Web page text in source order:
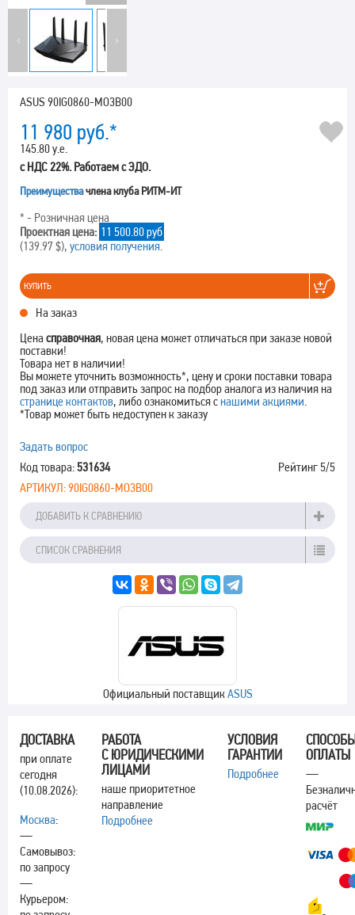
ASUS 90IG0860-MO3B00
11 980 руб.*
145.80 у.е.
с НДС 22%. Работаем с ЭДО.
Преимуществачлена клуба РИТМ-ИТ
* - Розничная цена
Проектная цена: 11 500.80 руб
(139.97 $), условия получения.
КУПИТЬ
На заказ
Цена справочная, новая цена может отличаться при заказе новой
поставки!
Товара нет в наличии!
Вы можете уточнить возможность*, цену и сроки поставки товара
под заказ или отправить запрос на подбор аналога из наличия на
странице контактов, либо ознакомиться снашими акциями.
*Товар может быть недоступен к заказу
Задать вопрос
Рейтинг 5/5
Код товара:531634
АРТИКУЛ:90IG0860-MO3B00
ДОБАВИТЬ К СРАВНЕНИЮ
СПИСОК СРАВНЕНИЯ
Официальный поставщикASUS
ДОСТАВКА
при оплате
сегодня
(10.08.2026):
Москва:
—
Самовывоз:
по запросу
—
Курьером:
РАБОТА
С ЮРИДИЧЕСКИМИ
ЛИЦАМИ
наше приоритетное
направление
Подробнее
УСЛОВИЯ
ГАРАНТИИ
Подробнее
ОПЛАТЫ
—
расчёт